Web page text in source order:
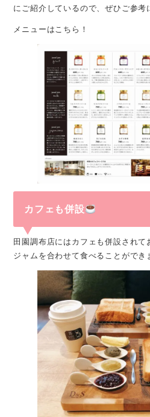
にご紹介しているので、ぜひご参考
メニューはこちら！
カフェも併設
田園調布店にはカフェも併設され
ジャムを合わせて食べることがで